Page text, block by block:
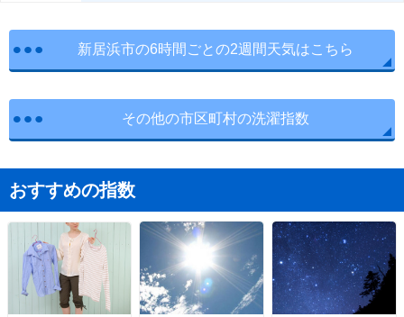
新居浜市の6時間ごとの2週間天気はこちら
その他の市区町村の洗濯指数
おすすめの指数